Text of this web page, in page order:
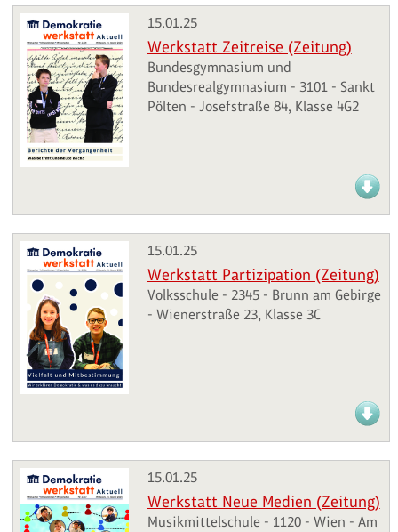
15.01.25
Werkstatt Zeitreise (Zeitung)
Bundesgymnasium und
Bundesrealgymnasium - 3101 - Sankt
Pölten - Josefstraße 84, Klasse 4G2
15.01.25
Werkstatt Partizipation (Zeitung)
Volksschule - 2345 - Brunn am Gebirge
- Wienerstraße 23, Klasse 3C
15.01.25
Werkstatt Neue Medien (Zeitung)
Musikmittelschule - 1120 - Wien - Am